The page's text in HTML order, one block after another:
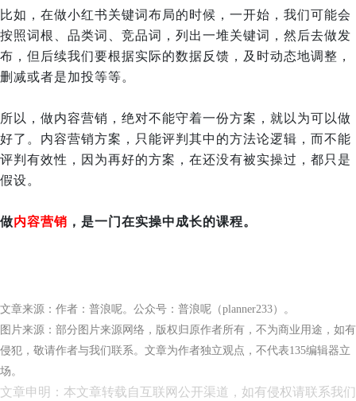
比如，在做小红书关键词布局的时候，一开始，我们可能会
按照词根、品类词、竞品词，列出一堆关键词，然后去做发
布，但后续我们要根据实际的数据反馈，及时动态地调整，
删减或者是加投等等。
所以，做内容营销，绝对不能守着一份方案，就以为可以做
好了。内容营销方案，只能评判其中的方法论逻辑，而不能
评判有效性，因为再好的方案，在还没有被实操过，都只是
假设。
做内容营销 ，是一门在实操中成长的课程。
文章来源：作者：普浪呢。公众号：普浪呢（planner233）。
图片来源：部分图片来源网络，版权归原作者所有，不为商业用途，如有
侵犯，敬请作者与我们联系。文章为作者独立观点，不代表135编辑器立
场。
文章申明：本文章转载自互联网公开渠道，如有侵权请联系我们